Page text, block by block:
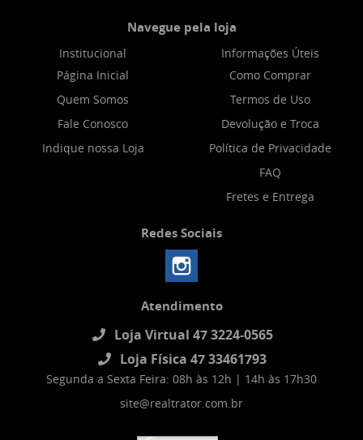
Navegue pela loja
Institucional
Página Inicial
Quem Somos
Fale Conosco
Indique nossa Loja
Informações Úteis
Como Comprar
Termos de Uso
Devolução e Troca
Política de Privacidade
FAQ
Fretes e Entrega
Redes Sociais
Atendimento
Loja Virtual 47 3224-0565
Loja Física 47 33461793
Segunda a Sexta Feira: 08h às 12h | 14h às 17h30
site@realtrator.com.br